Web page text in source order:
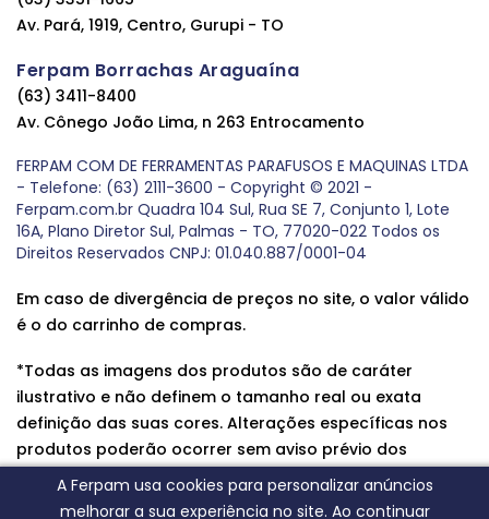
A Ferpam usa cookies para personalizar anúncios
melhorar a sua experiência no site. Ao continuar
Av. Pará, 1919, Centro, Gurupi - TO
Ferpam Borrachas Araguaína
(63) 3411-8400
Av. Cônego João Lima, n 263 Entrocamento
FERPAM COM DE FERRAMENTAS PARAFUSOS E MAQUINAS LTDA
- Telefone: (63) 2111-3600 - Copyright © 2021 -
Ferpam.com.br Quadra 104 Sul, Rua SE 7, Conjunto 1, Lote
16A, Plano Diretor Sul, Palmas - TO, 77020-022 Todos os
Direitos Reservados CNPJ: 01.040.887/0001-04
Em caso de divergência de preços no site, o valor válido
é o do carrinho de compras.
*Todas as imagens dos produtos são de caráter
ilustrativo e não definem o tamanho real ou exata
definição das suas cores. Alterações específicas nos
produtos poderão ocorrer sem aviso prévio dos
fornecedores, qualquer dúvida sobre nossos produtos
entre em contato conosco.